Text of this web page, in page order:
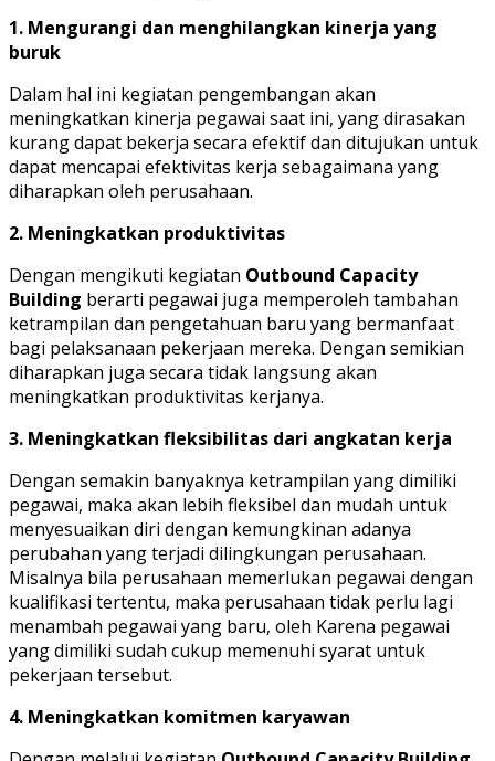
1. Mengurangi dan menghilangkan kinerja yang
buruk
Dalam hal ini kegiatan pengembangan akan
meningkatkan kinerja pegawai saat ini, yang dirasakan
kurang dapat bekerja secara efektif dan ditujukan untuk
dapat mencapai efektivitas kerja sebagaimana yang
diharapkan oleh perusahaan.
2. Meningkatkan produktivitas
Dengan mengikuti kegiatan Outbound Capacity
Building berarti pegawai juga memperoleh tambahan
ketrampilan dan pengetahuan baru yang bermanfaat
bagi pelaksanaan pekerjaan mereka. Dengan semikian
diharapkan juga secara tidak langsung akan
meningkatkan produktivitas kerjanya.
3. Meningkatkan fleksibilitas dari angkatan kerja
Dengan semakin banyaknya ketrampilan yang dimiliki
pegawai, maka akan lebih fleksibel dan mudah untuk
menyesuaikan diri dengan kemungkinan adanya
perubahan yang terjadi dilingkungan perusahaan.
Misalnya bila perusahaan memerlukan pegawai dengan
kualifikasi tertentu, maka perusahaan tidak perlu lagi
menambah pegawai yang baru, oleh Karena pegawai
yang dimiliki sudah cukup memenuhi syarat untuk
pekerjaan tersebut.
4. Meningkatkan komitmen karyawan